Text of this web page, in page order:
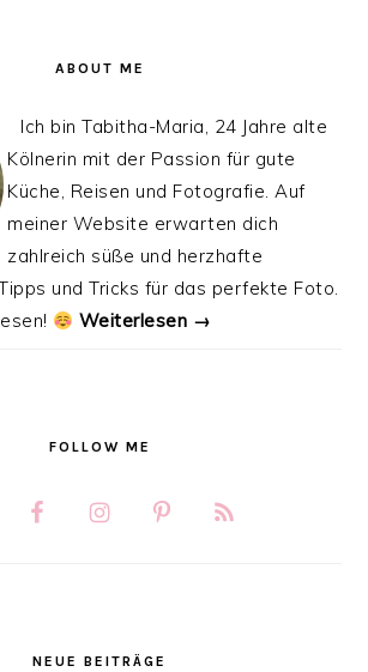
ABOUT ME
Ich bin Tabitha-Maria, 24 Jahre alte
Kölnerin mit der Passion für gute
Küche, Reisen und Fotografie. Auf
meiner Website erwarten dich
zahlreich süße und herzhafte
und Tricks für das perfekte Foto.
Weiterlesen →
FOLLOW ME
NEUE BEITRÄGE